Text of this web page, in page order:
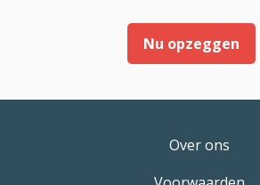
Nu opzeggen
Over ons